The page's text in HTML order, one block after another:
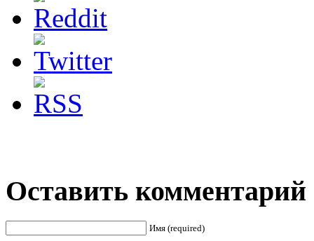
Оставить комментарий
Имя (required)